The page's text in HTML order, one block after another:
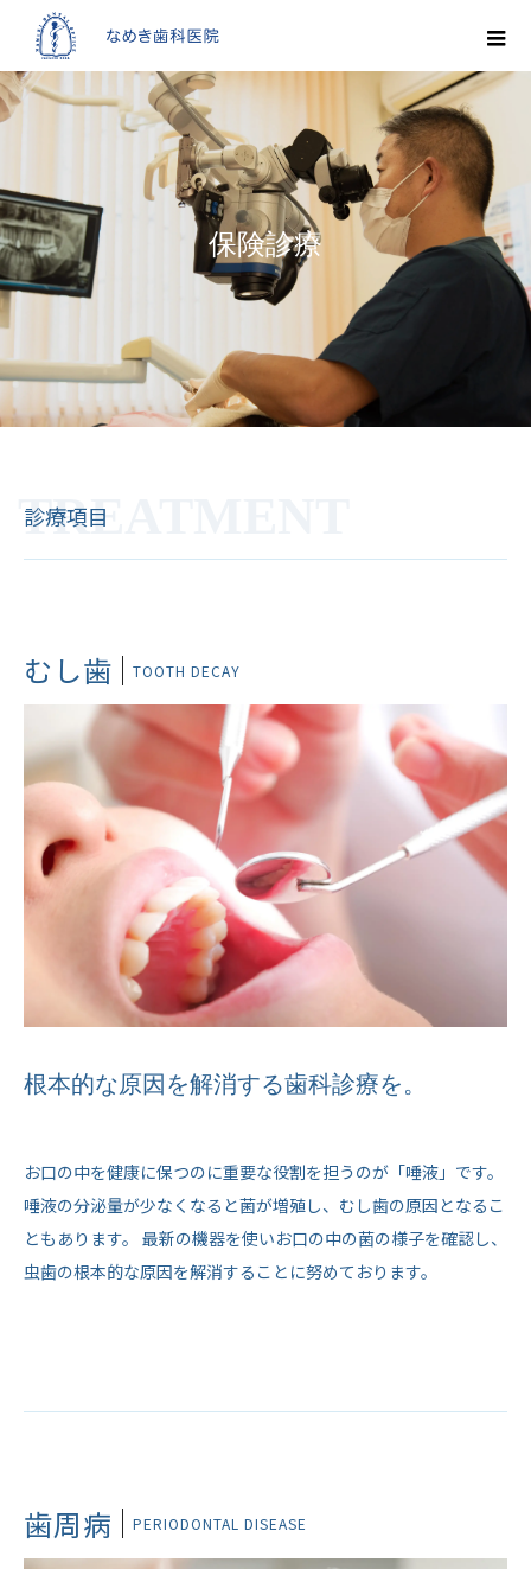
保険診療
診療項目
むし歯 TOOTH DECAY
根本的な原因を解消する歯科診療を。
お口の中を健康に保つのに重要な役割を担うのが「唾液」です。
唾液の分泌量が少なくなると菌が増殖し、むし歯の原因となるこ
ともあります。 最新の機器を使いお口の中の菌の様子を確認し、
虫歯の根本的な原因を解消することに努めております。
歯周病 PERIODONTAL DISEASE